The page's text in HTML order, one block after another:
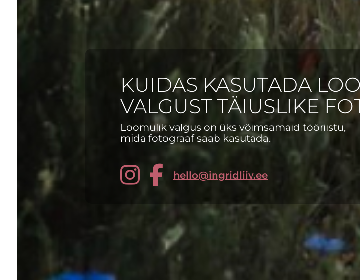
KUIDAS KASUTADA
VALGUST TÄIUSLIKE
Loomulik valgus on üks võimsamaid tööriistu,
mida fotograaf saab kasutada.
hello@ingridliiv.ee